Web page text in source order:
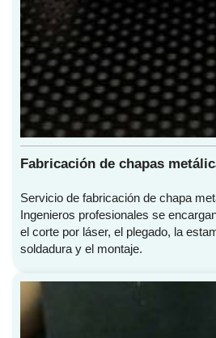
Fabricación de chapas
Servicio de fabricación de chapa
Ingenieros profesionales se
el corte por láser, el plegado, la
soldadura y el montaje.